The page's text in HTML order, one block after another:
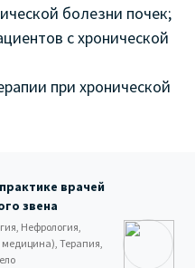
болезни почек;
с хронической
при хронической
врачей
звена
Нефрология,
Терапия,